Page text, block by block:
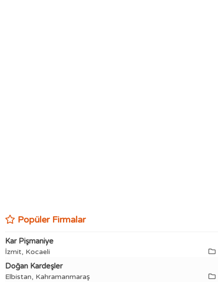
Popüler Firmalar
Kar Pişmaniye
İzmit, Kocaeli
Doğan Kardeşler
Elbistan, Kahramanmaraş